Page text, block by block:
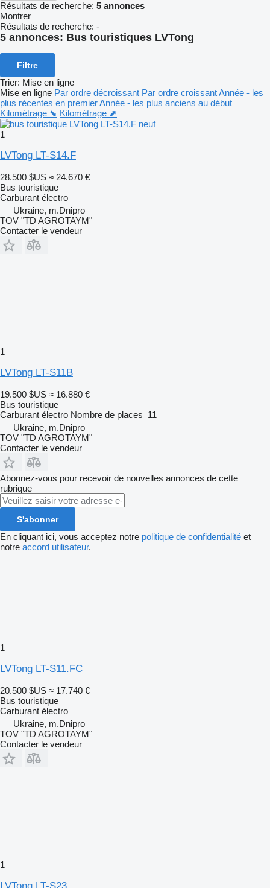
Résultats de recherche: 5 annonces
Montrer
Résultats de recherche: -
5 annonces: Bus touristiques LVTong
Filtre
Trier: Mise en ligne
Mise en ligne Par ordre décroissant Par ordre croissantAnnée - les
plus récentes en premierAnnée - les plus anciens au début
Kilométrage ⬊ Kilométrage ⬈
1
LVTong LT-S14.F
28.500 $US ≈ 24.670 €
Bus touristique
Carburant électro
Ukraine, m.Dnipro
TOV "TD AGROTAYM"
Contacter le vendeur
1
LVTong LT-S11B
19.500 $US ≈ 16.880 €
Bus touristique
Carburant électro Nombre de places 11
Ukraine, m.Dnipro
TOV "TD AGROTAYM"
Contacter le vendeur
Abonnez-vous pour recevoir de nouvelles annonces de cette
rubrique
S'abonner
En cliquant ici, vous acceptez notre politique de confidentialité et
notre accord utilisateur.
1
LVTong LT-S11.FC
20.500 $US ≈ 17.740 €
Bus touristique
Carburant électro
Ukraine, m.Dnipro
TOV "TD AGROTAYM"
Contacter le vendeur
1